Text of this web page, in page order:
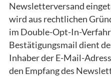
Newsletterversand
wird aus rechtlichen
im Double-Opt-In-
Bestätigungsmail dient
Inhaber der E-Mail-
den Empfang des